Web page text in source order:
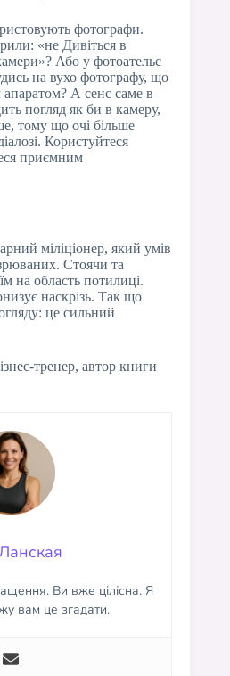
фотографи.
«не Дивіться в
Або у фотоательє
на вухо фотографу, що
А сенс саме в
погляд як би в камеру,
тому що очі більше
Користуйтеся
приємним
міліціонер, який умів
Стоячи та
на область потилиці.
наскрізь. Так що
це сильний
тренер, автор книги
Ви вже цілісна. Я
вам це згадати.